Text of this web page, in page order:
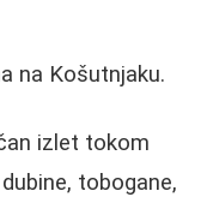
na Košutnjaku.
izlet tokom
tobogane,